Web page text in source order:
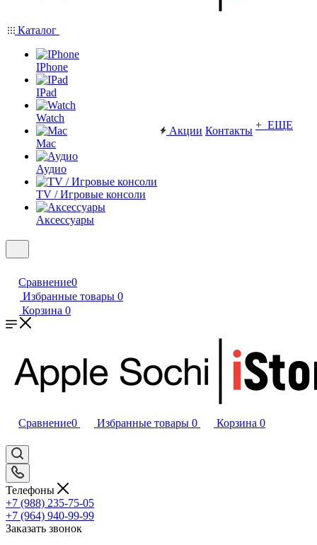
Каталог
IPhone
IPad
Watch
Mac
Аудио
TV / Игровые консоли
Аксессуары
Акции Контакты + ЕЩЕ
Сравнение0
Избранные товары 0
Корзина 0
Сравнение0 Избранные товары 0 Корзина 0
Телефоны
+7 (988) 235-75-05
+7 (964) 940-99-99
Заказать звонок